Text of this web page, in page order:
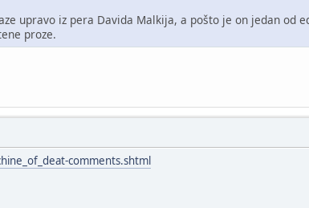
upravo iz pera Davida Malkija, a pošto je on jedan od
proze.
comments.shtml